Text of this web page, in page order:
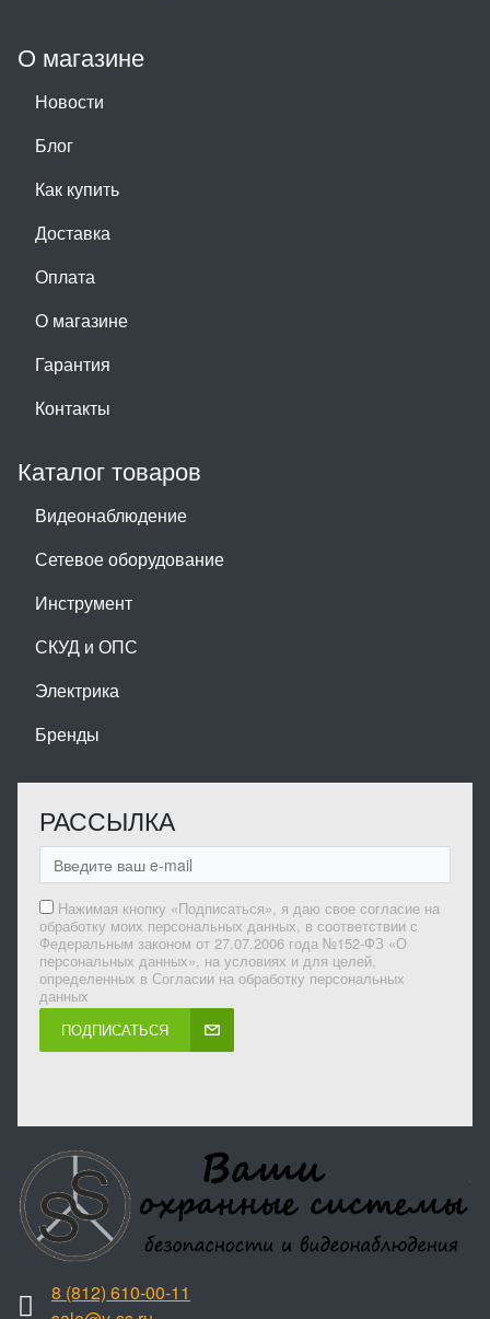
О магазине
Новости
Блог
Как купить
Доставка
Оплата
О магазине
Гарантия
Контакты
Каталог товаров
Видеонаблюдение
Сетевое оборудование
Инструмент
СКУД и ОПС
Электрика
Бренды
РАССЫЛКА
Нажимая кнопку «Подписаться», я даю свое согласие на
обработку моих персональных данных, в соответствии с
Федеральным законом от 27.07.2006 года №152-ФЗ «О
персональных данных», на условиях и для целей,
определенных в Согласии на обработку персональных
данных
ПОДПИСАТЬСЯ
8 (812) 610-00-11